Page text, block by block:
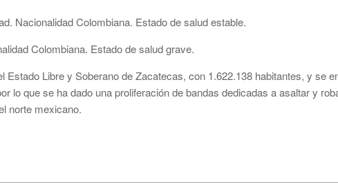
Nacionalidad Colombiana. Estado de salud estable.
Colombiana. Estado de salud grave.
Estado Libre y Soberano de Zacatecas, con 1.622.138 habitantes, y se
lo que se ha dado una proliferación de bandas dedicadas a asaltar y
norte mexicano.